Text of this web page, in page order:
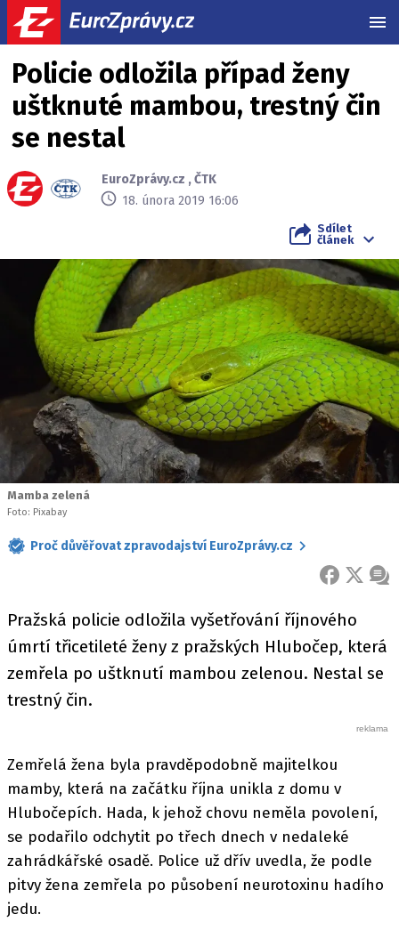
Policie odložila případ ženy
uštknuté mambou, trestný čin
se nestal
EuroZprávy.cz ,ČTK
18. února 2019 16:06
Sdílet
článek
Mamba zelená
Foto: Pixabay
Proč důvěřovat zpravodajství EuroZprávy.cz
FACEBOOK
X
Pražská policie odložila vyšetřování říjnového
úmrtí třicetileté ženy z pražských Hlubočep, která
zemřela po uštknutí mambou zelenou. Nestal se
trestný čin.
Zemřelá žena byla pravděpodobně majitelkou
mamby, která na začátku října unikla z domu v
Hlubočepích. Hada, k jehož chovu neměla povolení,
se podařilo odchytit po třech dnech v nedaleké
zahrádkářské osadě. Police už dřív uvedla, že podle
pitvy žena zemřela po působení neurotoxinu hadího
jedu.